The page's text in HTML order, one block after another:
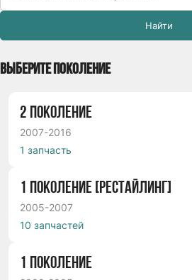
Найти
ВЫБЕРИТЕ ПОКОЛЕНИЕ
2 ПОКОЛЕНИЕ
2007-2016
1 запчасть
1 ПОКОЛЕНИЕ [РЕСТАЙЛИНГ]
2005-2007
10 запчастей
1 ПОКОЛЕНИЕ